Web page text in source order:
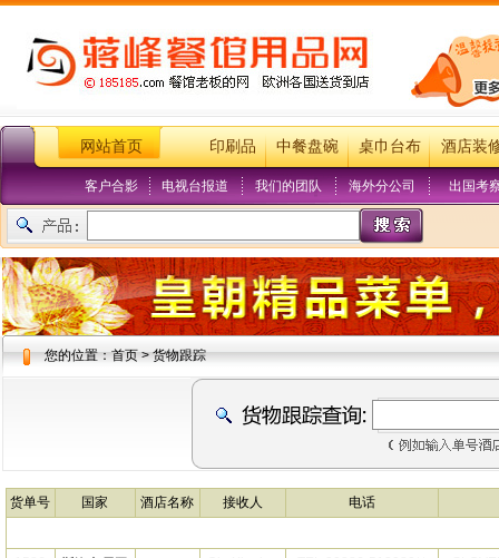
网站首页 印刷品 中餐盘碗 桌巾台布 酒店装
客户合影 电视台报道 我们的团队 海外分公司 出国考
您的位置：首页 > 货物跟踪
货单号 国家 酒店名称 接收人 电话